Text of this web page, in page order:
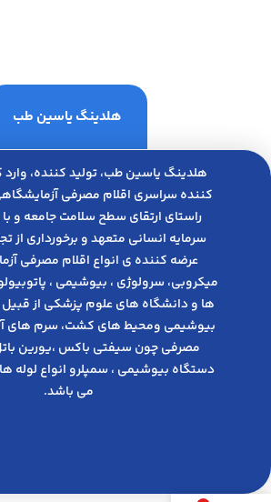
هلدینگ یاسین طب
هلدینگ یاسین طب، تولید کننده، وارد
کننده سراسری اقلام مصرفی
راﺳﺘﺎی ارﺗﻘﺎی ﺳﻄﺢ ﺳﻼﻣﺖ ﺟﺎﻣﻌﻪ و ﺑﺎ
ﺳﺮﻣﺎﯾﻪ انسانی متعهد و ﺑﺮﺧﻮرداری از
عرضه کننده ی انواع اﻗﻼم مصرفی
میکروبی، ﺳﺮوﻟﻮژی ، ﺑﯿﻮﺷﯿﻤﯽ ،
ها و دانشگاه های علوم پزشکی از
بیوشیمی ومحیط های کشت، سرم های
مصرفی چون سیفتی باکس ،یورین
دستگاه بیوشیمی ، سمپلرو انواع لوله
می باشد.